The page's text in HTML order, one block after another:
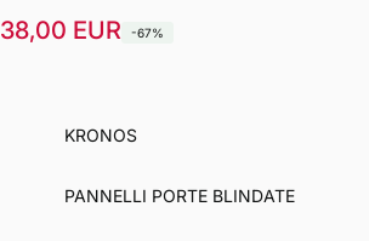
EUR -67%
KRONOS
PANNELLI PORTE BLINDATE